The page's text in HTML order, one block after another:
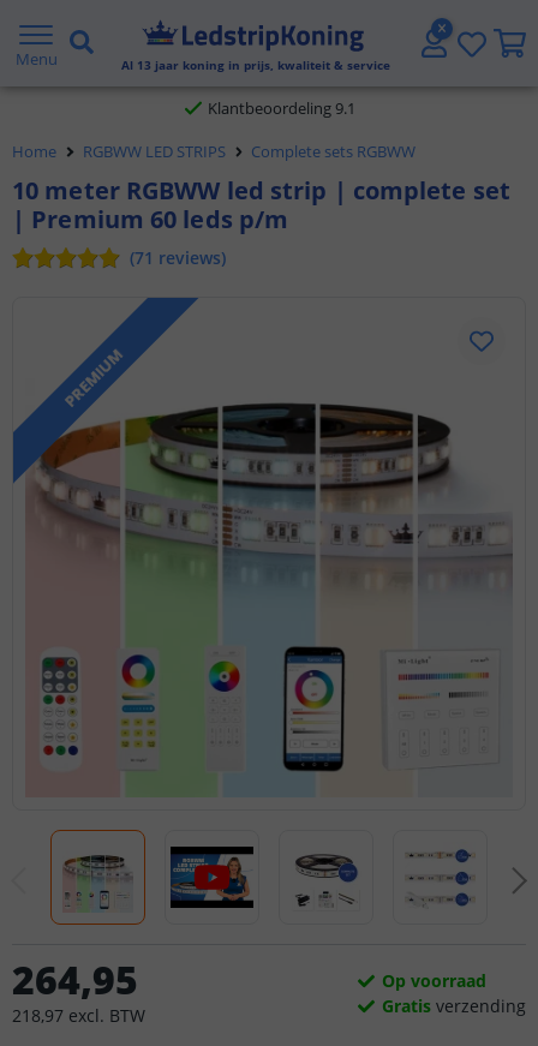
Menu Al 13 jaar koning in prijs, kwaliteit & service
Gratis verzending vanaf € 20,- NL en BE
Klantbeoordeling 9.1
Voor 23:45 uur besteld,morgen in huis
Home RGBWW LED STRIPS Complete sets RGBWW
10 meter RGBWW led strip | complete set
| Premium 60 leds p/m
(71 reviews)
PREMIUM
264,95
218,97 excl. BTW
Op voorraad
Gratis verzending